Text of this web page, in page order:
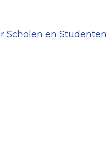
Scholen en Studenten